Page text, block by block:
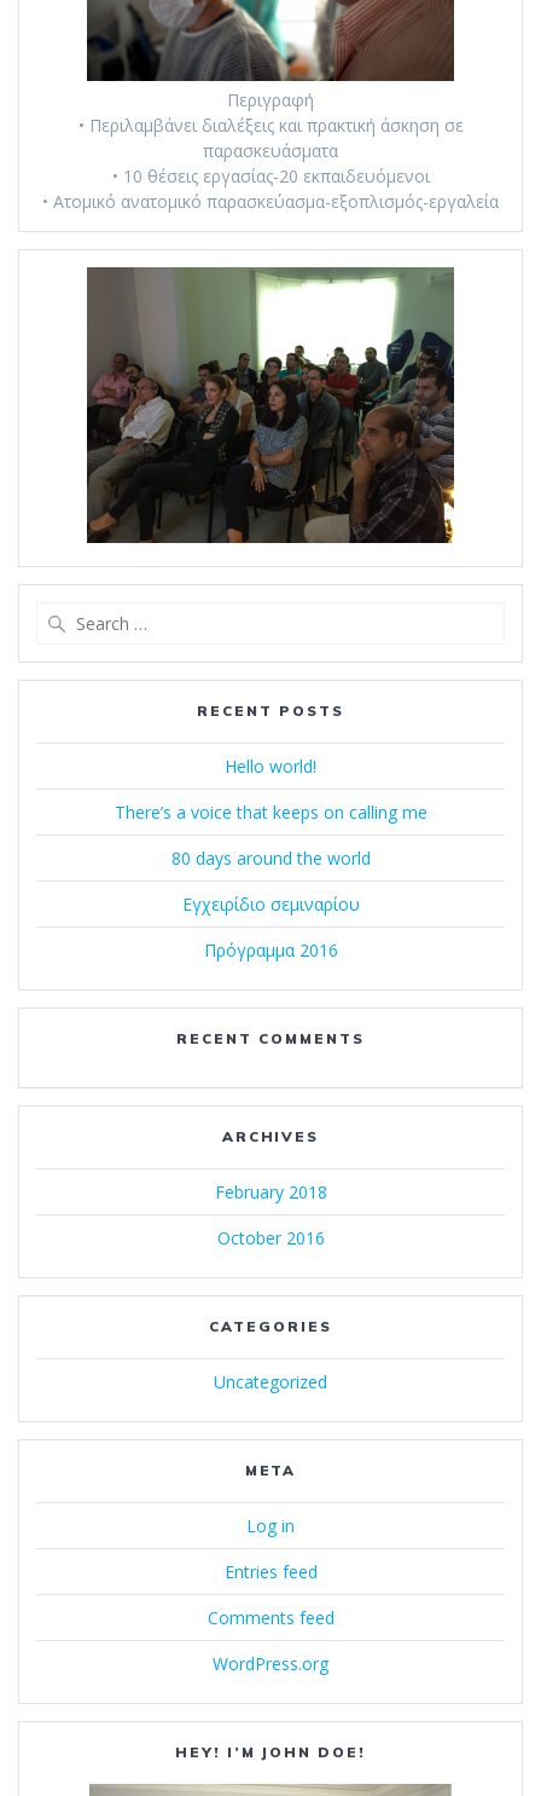
Περιγραφή
• Περιλαμβάνει διαλέξεις και πρακτική άσκηση σε
παρασκευάσματα
• 10 θέσεις εργασίας-20 εκπαιδευόμενοι
• Ατομικό ανατομικό παρασκεύασμα-εξοπλισμός-εργαλεία
RECENT POSTS
Hello world!
There’s a voice that keeps on calling me
80 days around the world
Εγχειρίδιο σεμιναρίου
Πρόγραμμα 2016
RECENT COMMENTS
ARCHIVES
February 2018
October 2016
CATEGORIES
Uncategorized
META
Log in
Entries feed
Comments feed
WordPress.org
HEY! I’M JOHN DOE!